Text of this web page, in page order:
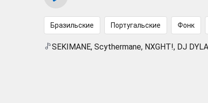
Бразильские Португальские Фонк
SEKIMANE, Scythermane, NXGHT!, DJ